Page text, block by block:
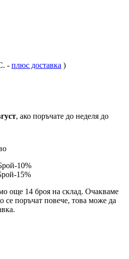
- плюс доставка )
, ако поръчате до неделя до
-10%
-15%
още 14 броя на склад. Очакваме
поръчат повече, това може да